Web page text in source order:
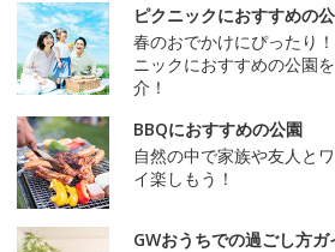
ピクニックにおすすめの
春のおでかけにぴったり
ニックにおすすめの公園
介！
BBQにおすすめの公園
自然の中で家族や友人と
イ楽しもう！
GWおうちでの過ごし方ガ